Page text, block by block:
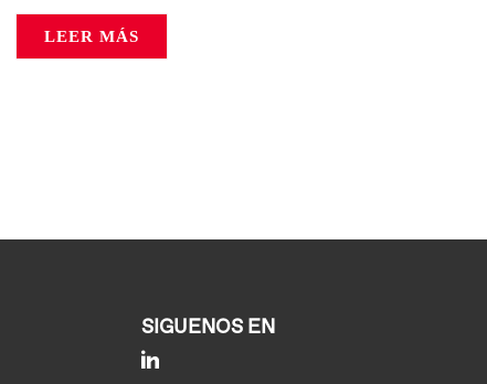
LEER MÁS
SIGUENOS EN
Linkedin